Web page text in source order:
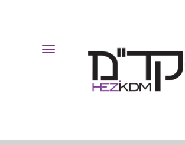
Toggle